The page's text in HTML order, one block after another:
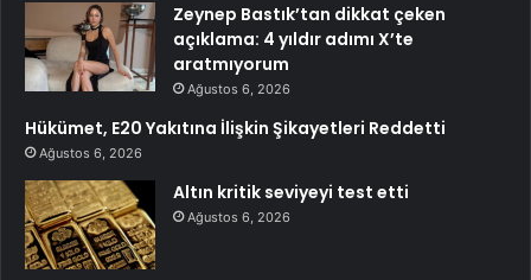
Zeynep Bastık’tan dikkat çeken
açıklama: 4 yıldır adımı X’te
aratmıyorum
Ağustos 6, 2026
Hükümet, E20 Yakıtına İlişkin Şikayetleri Reddetti
Ağustos 6, 2026
Altın kritik seviyeyi test etti
Ağustos 6, 2026